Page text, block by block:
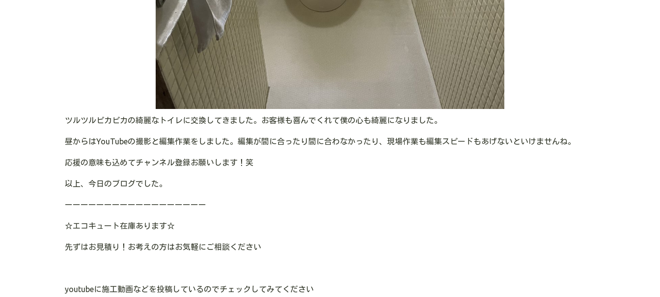
ツルツルピカピカの綺麗なトイレに交換してきました。お客様も喜んでくれて僕の心も綺麗になりました。
昼からはYouTubeの撮影と編集作業をしました。編集が間に合ったり間に合わなかったり、現場作業も編集スピードもあげないといけませんね。
応援の意味も込めてチャンネル登録お願いします！笑
以上、今日のブログでした。
ーーーーーーーーーーーーーーーーーー
☆エコキュート在庫あります☆
先ずはお見積り！お考えの方はお気軽にご相談ください
youtubeに施工動画などを投稿しているのでチェックしてみてください